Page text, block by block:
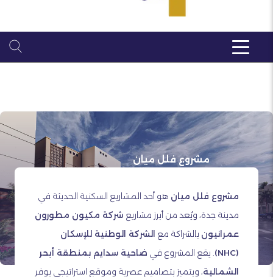
مشروع فلل ميان
مشروع فلل ميان هو أحد المشاريع السكنية الحديثة في
مدينة جدة، ويُعد من أبرز مشاريع شركة مكيون مطورون
عمرانيون بالشراكة مع
الشركة الوطنية للإسكان
(NHC)
. يقع المشروع في ضاحية سدايم بمنطقة أبحر
الشمالية، ويتميز بتصاميم عصرية وموقع استراتيجي يوفر